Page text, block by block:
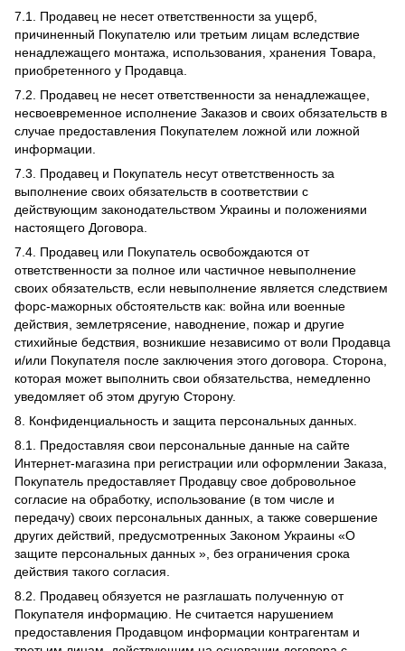
7.1. Продавец не несет ответственности за ущерб,
причиненный Покупателю или третьим лицам вследствие
ненадлежащего монтажа, использования, хранения Товара,
приобретенного у Продавца.
7.2. Продавец не несет ответственности за ненадлежащее,
несвоевременное исполнение Заказов и своих обязательств в
случае предоставления Покупателем ложной или ложной
информации.
7.3. Продавец и Покупатель несут ответственность за
выполнение своих обязательств в соответствии с
действующим законодательством Украины и положениями
настоящего Договора.
7.4. Продавец или Покупатель освобождаются от
ответственности за полное или частичное невыполнение
своих обязательств, если невыполнение является следствием
форс-мажорных обстоятельств как: война или военные
действия, землетрясение, наводнение, пожар и другие
стихийные бедствия, возникшие независимо от воли Продавца
и/или Покупателя после заключения этого договора. Сторона,
которая может выполнить свои обязательства, немедленно
уведомляет об этом другую Сторону.
8. Конфиденциальность и защита персональных данных.
8.1. Предоставляя свои персональные данные на сайте
Интернет-магазина при регистрации или оформлении Заказа,
Покупатель предоставляет Продавцу свое добровольное
согласие на обработку, использование (в том числе и
передачу) своих персональных данных, а также совершение
других действий, предусмотренных Законом Украины «О
защите персональных данных », без ограничения срока
действия такого согласия.
8.2. Продавец обязуется не разглашать полученную от
Покупателя информацию. Не считается нарушением
предоставления Продавцом информации контрагентам и